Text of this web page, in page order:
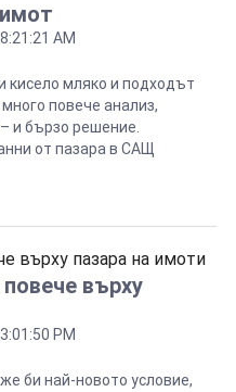
AM
кисело мляко и подходът
повече анализ,
и бързо решение.
от пазара в САЩ
са необвързаните
върху
PM
би най-новото условие,